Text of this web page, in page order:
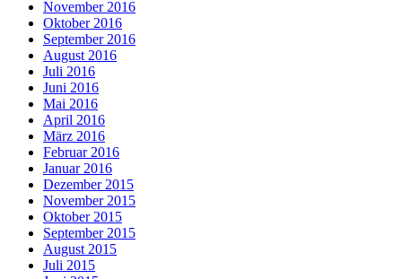
November 2016
Oktober 2016
September 2016
August 2016
Juli 2016
Juni 2016
Mai 2016
April 2016
März 2016
Februar 2016
Januar 2016
Dezember 2015
November 2015
Oktober 2015
September 2015
August 2015
Juli 2015